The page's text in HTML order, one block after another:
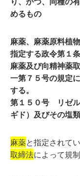
めるもの
麻薬、麻薬原料植
指定する政令第１条
麻薬及び向精神薬
一第７５号の規定
する。
第１５０号 リゼ
ギド）及びその塩
麻薬と指定されて
取締法によって規